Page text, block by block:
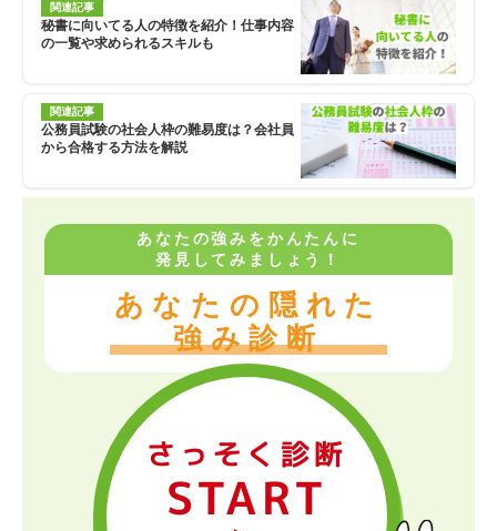
関連記事
秘書に向いてる人の特徴を紹介！仕事内容
の一覧や求められるスキルも
関連記事
公務員試験の社会人枠の難易度は？会社員
から合格する方法を解説
あなたの強みをかんたんに
発見してみましょう！
あなたの隠れた
強み診断
さっそく診断
START